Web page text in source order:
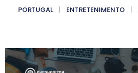
PORTUGAL
ENTRETENIMENTO